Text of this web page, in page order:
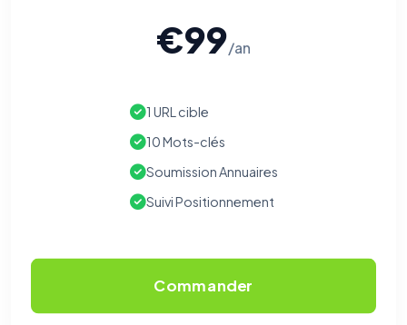
€99/an
1 URL cible
10 Mots-clés
Soumission Annuaires
Suivi Positionnement
Commander